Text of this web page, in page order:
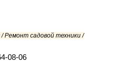
/ Ремонт садовой техники /
08-06